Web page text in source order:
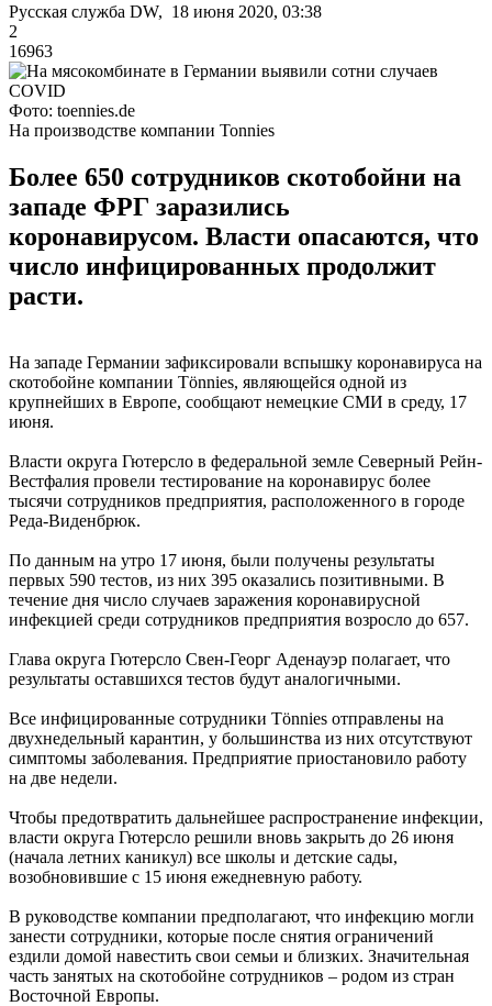
Русская служба DW, 18 июня 2020, 03:38
2
16963
Фото: toennies.de
На производстве компании Tonnies
Более 650 сотрудников скотобойни на
западе ФРГ заразились
коронавирусом. Власти опасаются, что
число инфицированных продолжит
расти.
На западе Германии зафиксировали вспышку коронавируса на
скотобойне компании Tönnies, являющейся одной из
крупнейших в Европе, сообщают немецкие СМИ в среду, 17
июня.
Власти округа Гютерсло в федеральной земле Северный Рейн-
Вестфалия провели тестирование на коронавирус более
тысячи сотрудников предприятия, расположенного в городе
Реда-Виденбрюк.
По данным на утро 17 июня, были получены результаты
первых 590 тестов, из них 395 оказались позитивными. В
течение дня число случаев заражения коронавирусной
инфекцией среди сотрудников предприятия возросло до 657.
Глава округа Гютерсло Свен-Георг Аденауэр полагает, что
результаты оставшихся тестов будут аналогичными.
Все инфицированные сотрудники Tönnies отправлены на
двухнедельный карантин, у большинства из них отсутствуют
симптомы заболевания. Предприятие приостановило работу
на две недели.
Чтобы предотвратить дальнейшее распространение инфекции,
власти округа Гютерсло решили вновь закрыть до 26 июня
(начала летних каникул) все школы и детские сады,
возобновившие с 15 июня ежедневную работу.
В руководстве компании предполагают, что инфекцию могли
занести сотрудники, которые после снятия ограничений
ездили домой навестить свои семьи и близких. Значительная
часть занятых на скотобойне сотрудников – родом из стран
Восточной Европы.